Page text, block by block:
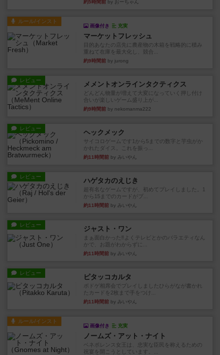
約5時間前 by おーちゃん
ルール/インスト
画像付き 充実
マーケットフレッシュ
目的あなたの店先に農産物の木箱を戦略的に積み
重ねて在庫を最大化し、競合...
約9時間前 by jurong
レビュー メメントオンラインタクティクス
どんどん物量が増えて大変になっていく押し付け
合いが楽しいゲーム盛り上が...
約9時間前 by nekomanma222
レビュー ヘックメック
サイコロゲームです1から5までの数字と芋虫がか
かれたダイス。これを振っ...
約11時間前 by みいやん
レビュー ハゲタカのえじき
超有名なゲームですが、初めてプレイしました。1
から15までのカードがプ...
約11時間前 by みいやん
レビュー ジャスト・ワン
まぁ面白かった‼️よくテレビとかのバラエティなん
かで、お題がわからずに...
約11時間前 by みいやん
レビュー ピタッコカルタ
ボドゲ相席会でプレイしましたひらがなが書かれ
たカードを2枚まで手をつけ...
約11時間前 by みいやん
ルール/インスト
画像付き 充実
ノームズ・アット・ナイト
ベネボレンス女王は、忠実な臣民を称えるための
祝宴を開こうとしています。...